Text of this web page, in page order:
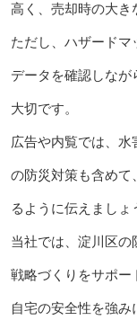
高く、売却時の大き
ただし、ハザード
データを確認しな
大切です。
広告や内覧では、
の防災対策も含めて
るように伝えましょ
当社では、淀川区
戦略づくりをサポー
自宅の安全性を強